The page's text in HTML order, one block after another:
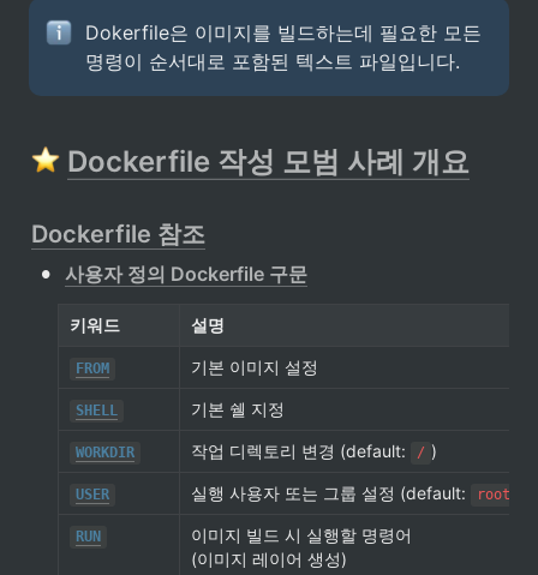
Dokerfile은 이미지를 빌드하는데 필요한 모든
명령이 순서대로 포함된 텍스트 파일입니다.
Dockerfile 작성 모범 사례 개요
Dockerfile 참조
• 사용자 정의 Dockerfile 구문
키워드 설명
FROM 기본 이미지 설정
SHELL 기본 쉘 지정
WORKDIR 작업 디렉토리 변경 (default: / )
USER 실행 사용자 또는 그룹 설정 (default: root
RUN
이미지 빌드 시 실행할 명령어
(이미지 레이어 생성)